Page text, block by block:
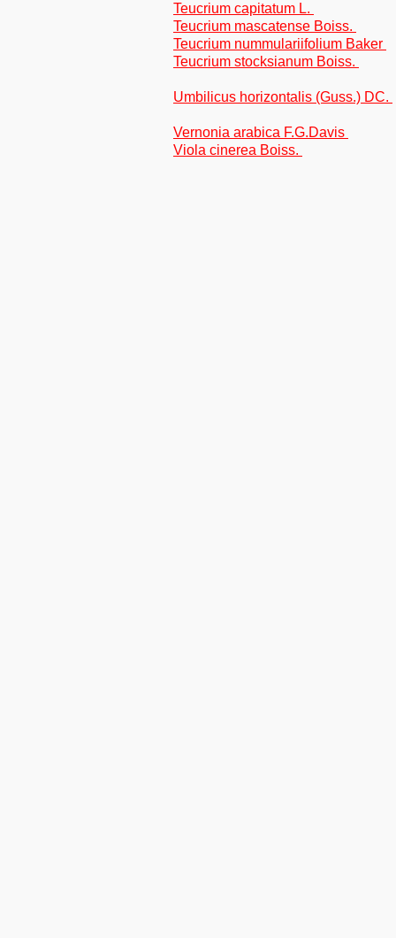
Teucrium capitatum L.
Teucrium mascatense Boiss.
Teucrium nummulariifolium Baker
Teucrium stocksianum Boiss.
Umbilicus horizontalis (Guss.) DC.
Vernonia arabica F.G.Davis
Viola cinerea Boiss.